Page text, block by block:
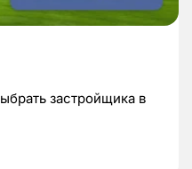
застройщика в